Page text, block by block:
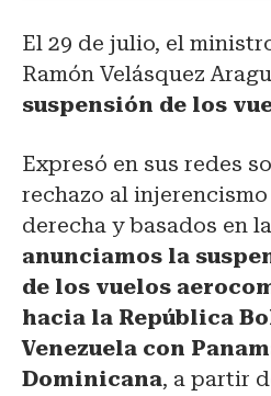
El 29 de julio, el
Ramón Velásquez
suspensión de los
Expresó en sus redes
rechazo al
derecha y basados en
anunciamos la
de los vuelos
hacia la República
Venezuela con
Dominicana, a partir